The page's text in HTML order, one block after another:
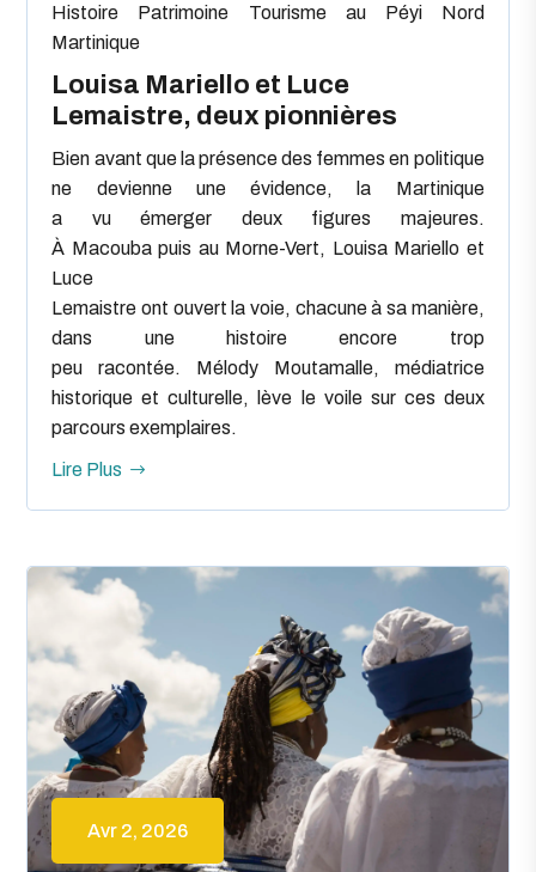
Louisa Mariello et Luce
Lemaistre, deux pionnières
Histoire
Patrimoine
Tourisme au Péyi Nord
Martinique
Bien avant que la présence des femmes en politique
ne devienne une évidence, la Martinique
a vu émerger deux figures majeures.
À Macouba puis au Morne-Vert, Louisa Mariello et
Luce
Lemaistre ont ouvert la voie, chacune à sa manière,
dans une histoire encore trop
peu racontée. Mélody Moutamalle, médiatrice
historique et culturelle, lève le voile sur ces deux
parcours exemplaires.
Lire Plus
Avr 2, 2026